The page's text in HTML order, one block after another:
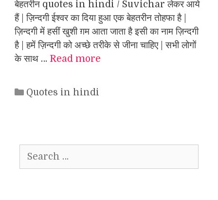
बेहतरीन quotes in hindi / Suvichar लेकर आये
हैं | ज़िन्दगी ईश्वर का दिया हुआ एक बेहतरीन तोहफा है |
ज़िन्दगी में हसीं खुशी ग़म आता जाता है इसी का नाम ज़िन्दगी
है | हमें ज़िन्दगी को अच्छे तरीके से जीना चाहिए | सभी लोगों
के साथ … Read more
Categories
Quotes in hindi
for: